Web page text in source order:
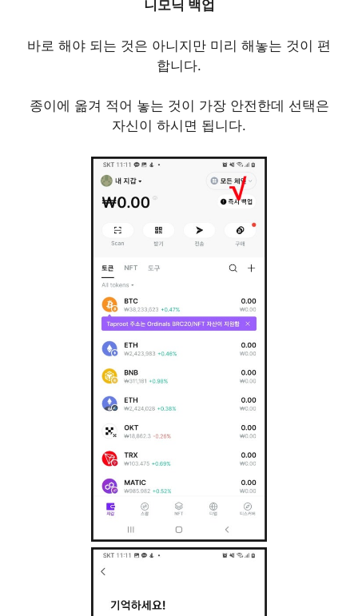
니모닉 백업
바로 해야 되는 것은 아니지만 미리 해놓는 것이 편
합니다.
종이에 옮겨 적어 놓는 것이 가장 안전한데 선택은
자신이 하시면 됩니다.